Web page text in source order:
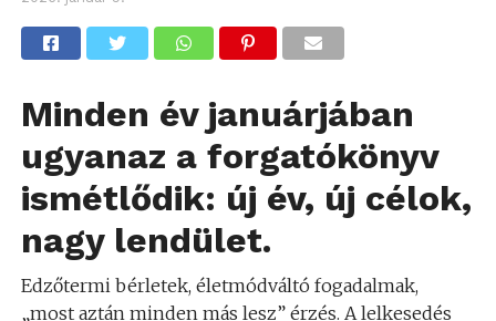
Minden év januárjában
ugyanaz a forgatókönyv
ismétlődik: új év, új célok,
nagy lendület.
Edzőtermi bérletek, életmódváltó fogadalmak,
„most aztán minden más lesz” érzés. A lelkesedés